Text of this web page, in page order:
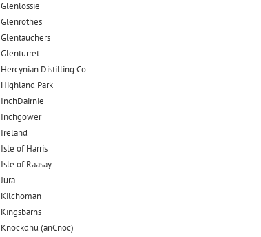
Glenlossie
Glenrothes
Glentauchers
Glenturret
Hercynian Distilling Co.
Highland Park
InchDairnie
Inchgower
Ireland
Isle of Harris
Isle of Raasay
Jura
Kilchoman
Kingsbarns
Knockdhu (anCnoc)